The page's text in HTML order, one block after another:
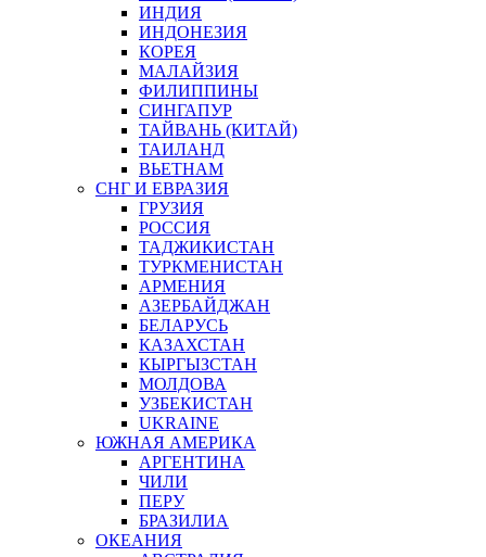
ИНДИЯ
ИНДОНЕЗИЯ
КОРЕЯ
МАЛАЙЗИЯ
ФИЛИППИНЫ
СИНГАПУР
ТАЙВАНЬ (КИТАЙ)
ТАИЛАНД
ВЬЕТНАМ
СНГ И ЕВРАЗИЯ
ГРУЗИЯ
РОССИЯ
ТАДЖИКИСТАН
ТУРКМЕНИСТАН
АРМЕНИЯ
АЗЕРБАЙДЖАН
БЕЛАРУСЬ
КАЗАХСТАН
КЫРГЫЗСТАН
МОЛДОВА
УЗБЕКИСТАН
UKRAINE
ЮЖНАЯ АМЕРИКА
АРГЕНТИНА
ЧИЛИ
ПЕРУ
БРАЗИЛИА
ОКЕАНИЯ